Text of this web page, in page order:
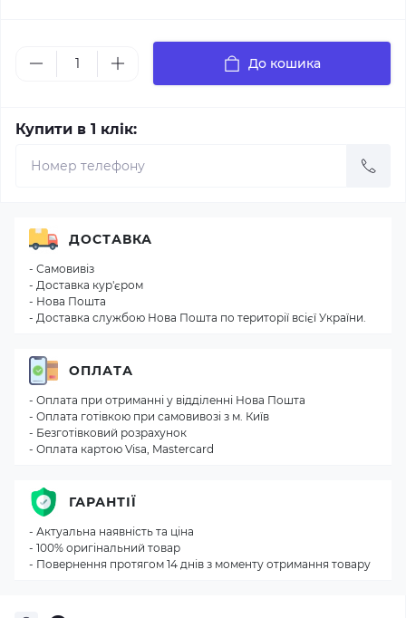
До кошика
Купити в 1 клік:
ДОСТАВКА
- Самовивіз
- Доставка кур'єром
- Нова Пошта
- Доставка службою Нова Пошта по території всієї України.
ОПЛАТА
- Оплата при отриманні у відділенні Нова Пошта
- Оплата готівкою при самовивозі з м. Київ
- Безготівковий розрахунок
- Оплата картою Visa, Mastercard
ГАРАНТІЇ
- Актуальна наявність та ціна
- 100% оригінальний товар
- Повернення протягом 14 днів з моменту отримання товару